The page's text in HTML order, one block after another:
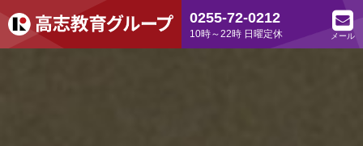
0255-72-0212
10時～22時 日曜定休 メール